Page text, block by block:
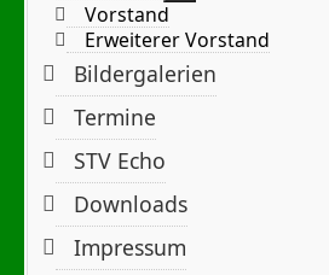
Vorstand
Erweiterer Vorstand
Bildergalerien
Termine
STV Echo
Downloads
Impressum